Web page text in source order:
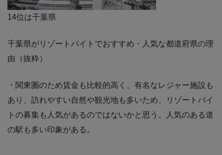
14位は千葉県
千葉県がリゾートバイトでおすすめ・人気な都道府県の理
由（抜粋）
・関東圏のため賃金も比較的高く、有名なレジャー施設も
あり、訪れやすい自然や観光地も多いため、リゾートバイ
トの募集も人気があるのではないかと思う。人気のある道
の駅も多い印象がある。